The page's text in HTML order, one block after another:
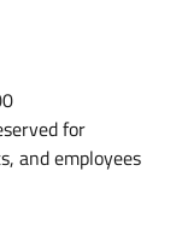
for
and employees